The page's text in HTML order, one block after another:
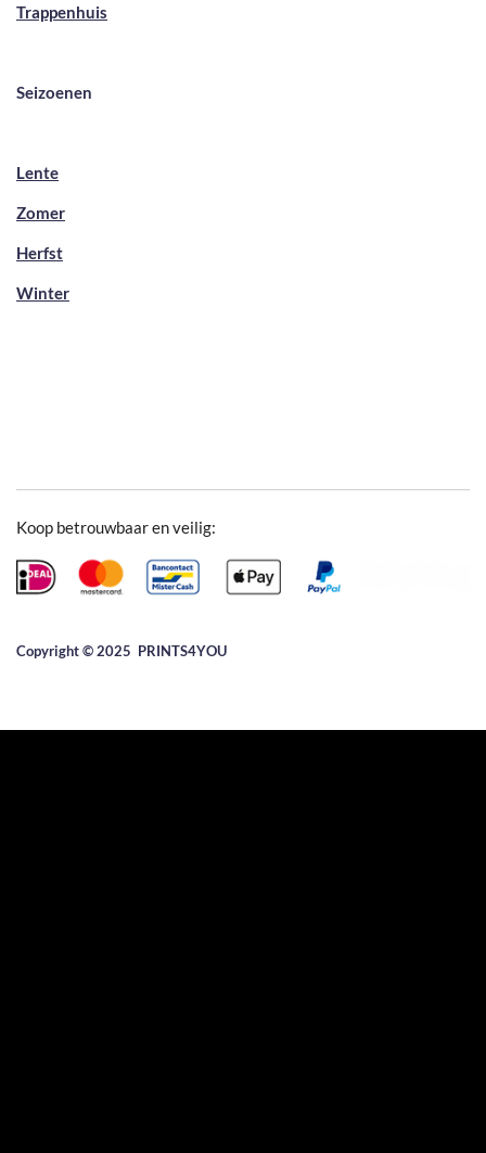
Trappenhuis
Seizoenen
Lente
Zomer
Herfst
Winter
Koop betrouwbaar en veilig:
Copyright © 2025 ​PRINTS4YOU